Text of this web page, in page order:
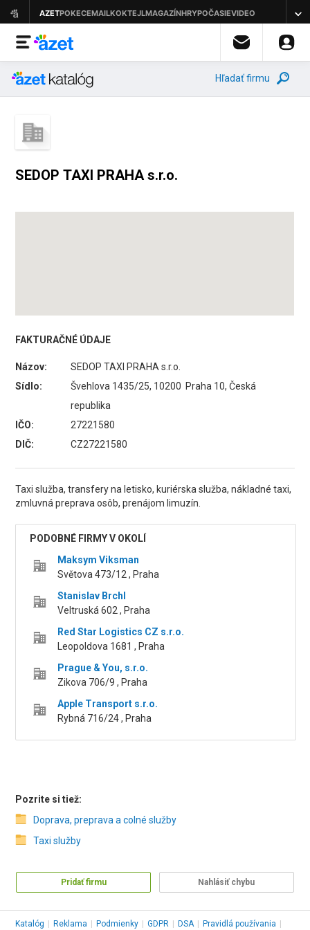
Hľadať firmu
SEDOP TAXI PRAHA s.r.o.
FAKTURAČNÉ ÚDAJE
Názov:
SEDOP TAXI PRAHA s.r.o.
Sídlo:
Švehlova 1435/25, 10200 Praha 10, Česká
republika
IČO:
27221580
DIČ:
CZ27221580
Taxi služba, transfery na letisko, kuriérska služba, nákladné taxi,
zmluvná preprava osôb, prenájom limuzín.
PODOBNÉ FIRMY V OKOLÍ
Maksym Viksman
Světova 473/12 , Praha
Stanislav Brchl
Veltruská 602 , Praha
Red Star Logistics CZ s.r.o.
Leopoldova 1681 , Praha
Prague & You, s.r.o.
Zikova 706/9 , Praha
Apple Transport s.r.o.
Rybná 716/24 , Praha
Pozrite si tiež:
Doprava, preprava a colné služby
Taxi služby
Pridať firmu Nahlásiť chybu
Katalóg Reklama Podmienky GDPR DSA Pravidlá používania